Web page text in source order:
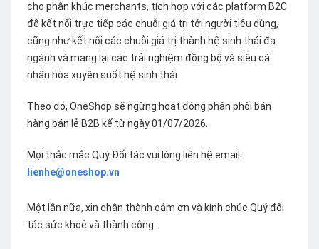
cho phân khúc merchants, tích hợp với các platform B2C
để kết nối trực tiếp các chuỗi giá trị tới người tiêu dùng,
cũng như kết nối các chuỗi giá trị thành hệ sinh thái đa
ngành và mang lại các trải nghiệm đồng bộ và siêu cá
nhân hóa xuyên suốt hệ sinh thái
Theo đó, OneShop sẽ ngừng hoạt động phân phối bán
hàng bán lẻ B2B kể từ ngày 01/07/2026.
Mọi thắc mắc Quý Đối tác vui lòng liên hệ email:
lienhe@oneshop.vn
Một lần nữa, xin chân thành cảm ơn và kính chúc Quý đối
tác sức khoẻ và thành công.